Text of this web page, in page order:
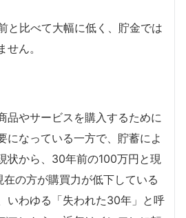
と比べて大幅に低く、貯金では
ん。
品やサービスを購入するために
になっている一方で、貯蓄によ
状から、30年前の100万円と現
の方が購買力が低下している
いわゆる「失われた30年」と呼